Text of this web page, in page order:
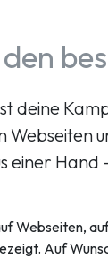
deine
Webseiten
einer Hand
Webseiten,
Auf